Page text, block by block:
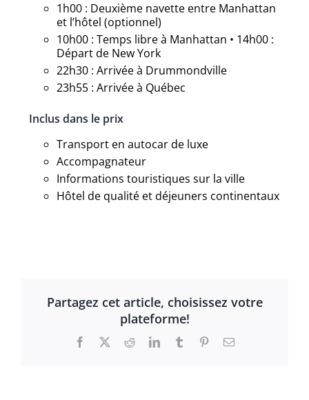
1h00 : Deuxième navette entre Manhattan
et l’hôtel (optionnel)
10h00 : Temps libre à Manhattan • 14h00 :
Départ de New York
22h30 : Arrivée à Drummondville
23h55 : Arrivée à Québec
Inclus dans le prix
Transport en autocar de luxe
Accompagnateur
Informations touristiques sur la ville
Hôtel de qualité et déjeuners continentaux
Partagez cet article, choisissez votre
plateforme!
Facebook RedditLinkedInTumblr PinterestEmail